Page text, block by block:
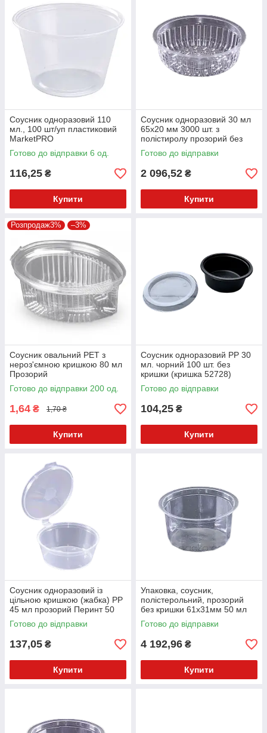
Соусник одноразовий 110
мл., 100 шт/уп пластиковий
MarketPRO
Готово до відправки 6 од.
116,25 ₴
Купити
Соусник одноразовий 30 мл
65х20 мм 3000 шт. з
полістиролу прозорий без
кришки (кришка 52556) SL-
904
Готово до відправки
2 096,52 ₴
Купити
Розпродаж3% –3%
Соусник овальний PET з
нероз'ємною кришкою 80 мл
Прозорий
Готово до відправки 200 од.
1,64 ₴ 1,70 ₴
Купити
Соусник одноразовий PP 30
мл. чорний 100 шт. без
кришки (кришка 52728)
Готово до відправки
104,25 ₴
Купити
Соусник одноразовий із
цільною кришкою (жабка) PP
45 мл прозорий Перинт 50
шт
Готово до відправки
137,05 ₴
Купити
Упаковка, соусник,
полістерольний, прозорий
без кришки 61х31мм 50 мл
3000 шт (кришка 52552) SL-
905
Готово до відправки
4 192,96 ₴
Купити